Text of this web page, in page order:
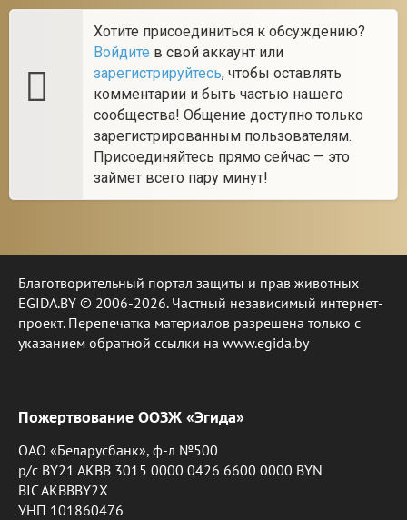
Хотите присоединиться к обсуждению?
Войдите в свой аккаунт или
зарегистрируйтесь, чтобы оставлять
комментарии и быть частью нашего
сообщества! Общение доступно только
зарегистрированным пользователям.
Присоединяйтесь прямо сейчас — это
займет всего пару минут!
Благотворительный портал защиты и прав животных
EGIDA.BY © 2006-2026. Частный независимый интернет-
проект. Перепечатка материалов разрешена только с
указанием обратной ссылки на www.egida.by
Пожертвование ООЗЖ «Эгида»
ОАО «Беларусбанк», ф-л №500
р/с BY21 AKBB 3015 0000 0426 6600 0000 BYN
BIC AKBBBY2X
УНП 101860476